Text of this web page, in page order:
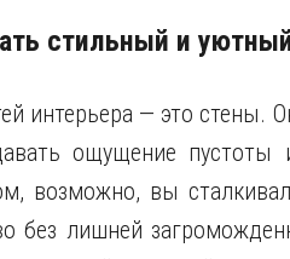
стильный и
интерьера — это стены.
ощущение пустоты
возможно, вы
без лишней